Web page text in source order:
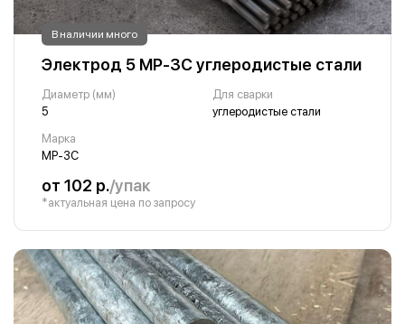
В наличии много
Электрод 5 МР-3С углеродистые стали
Диаметр (мм)
5
Для сварки
углеродистые стали
Марка
МР-3С
от 102 р./упак
*актуальная цена по запросу